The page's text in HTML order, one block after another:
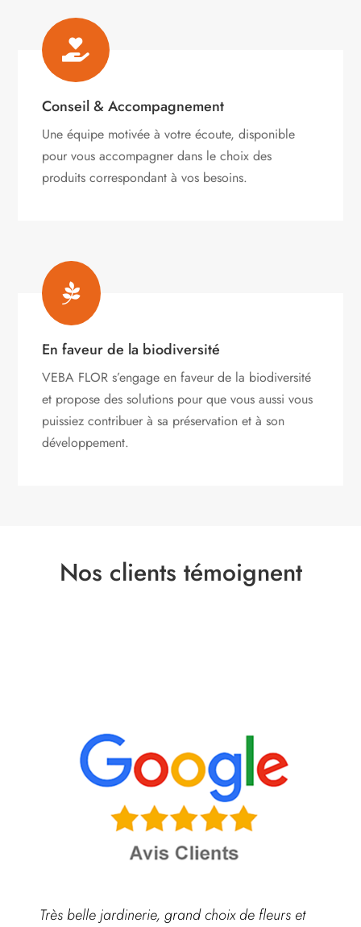

Conseil & Accompagnement
Une équipe motivée à votre écoute, disponible
pour vous accompagner dans le choix des
produits correspondant à vos besoins.

En faveur de la biodiversité
VEBA FLOR s’engageen faveur de la biodiversité
et propose des solutions pour que vous aussi vous
puissiez contribuer à sa préservation et à son
développement.
Nos clients témoignent
Très belle jardinerie, grand choix de fleurs et